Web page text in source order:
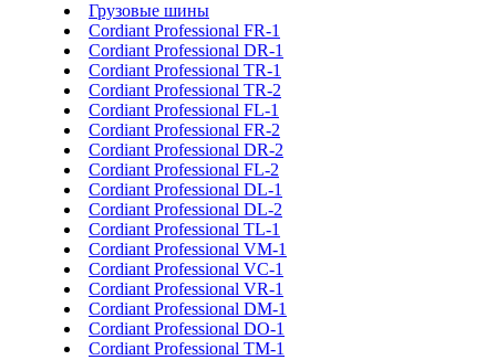
Грузовые шины
Cordiant Professional FR-1
Cordiant Professional DR-1
Cordiant Professional TR-1
Cordiant Professional TR-2
Cordiant Professional FL-1
Cordiant Professional FR-2
Cordiant Professional DR-2
Cordiant Professional FL-2
Cordiant Professional DL-1
Cordiant Professional DL-2
Cordiant Professional TL-1
Cordiant Professional VM-1
Cordiant Professional VC-1
Cordiant Professional VR-1
Cordiant Professional DM-1
Cordiant Professional DO-1
Cordiant Professional TM-1